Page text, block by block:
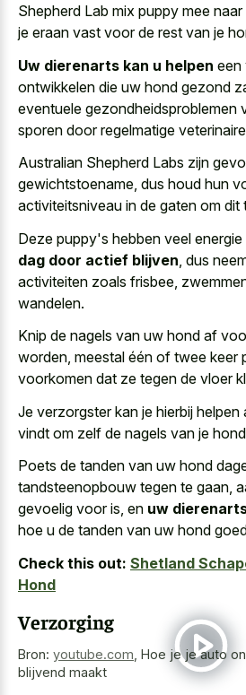
Shepherd Lab mix puppy mee
je eraan vast voor de rest van je
Uw dierenarts kan u helpen een
ontwikkelen die uw hond gezond
eventuele gezondheidsproblemen
sporen door regelmatige
Australian Shepherd Labs zijn
gewichtstoename, dus houd hun
activiteitsniveau in de gaten om dit
Deze puppy's hebben veel
dag door actief blijven , dus
activiteiten zoals frisbee,
wandelen.
Knip de nagels van uw hond af
worden, meestal één of twee keer
voorkomen dat ze tegen de vloer
Je verzorgster kan je hierbij helpen
vindt om zelf de nagels van je
Poets de tanden van uw hond
tandsteenopbouw tegen te gaan,
gevoelig voor is, en uw
hoe u de tanden van uw hond
Check this out: Shetland
Hond
Verzorging
Bron: youtube.com, Hoe je je auto
blijvend maakt